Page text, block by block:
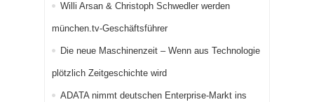
Willi Arsan & Christoph Schwedler werden
münchen.tv-Geschäftsführer
Die neue Maschinenzeit – Wenn aus Technologie
plötzlich Zeitgeschichte wird
ADATA nimmt deutschen Enterprise-Markt ins